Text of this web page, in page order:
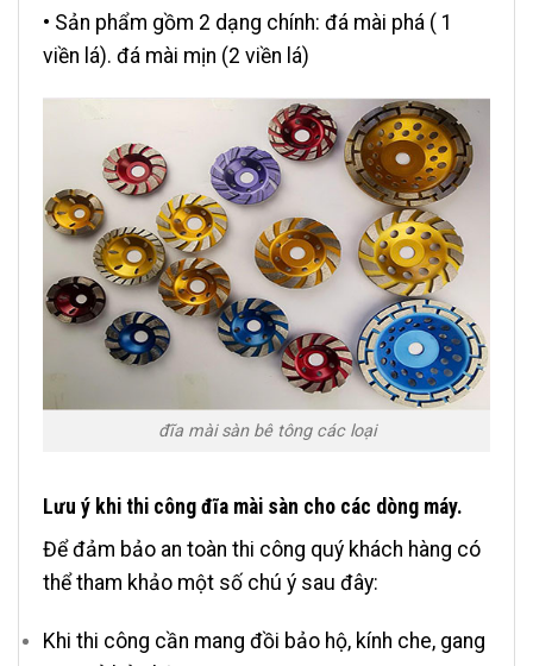
• Sản phẩm gồm 2 dạng chính: đá mài phá ( 1
viền lá). đá mài mịn (2 viền lá)
đĩa mài sàn bê tông các loại
Lưu ý khi thi công đĩa mài sàn cho các dòng máy.
Để đảm bảo an toàn thi công quý khách hàng có
thể tham khảo một số chú ý sau đây:
Khi thi công cần mang đồi bảo hộ, kính che, gang